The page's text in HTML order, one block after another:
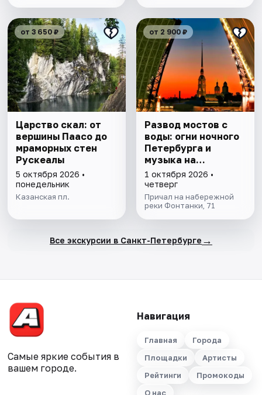
от 3 650 ₽
Царство скал: от
вершины Паасо до
мраморных стен
Рускеалы
5 октября 2026 •
понедельник
Казанская пл.
от 2 900 ₽
Развод мостов с
воды: огни ночного
Петербурга и
музыка на
теплоходе
1 октября 2026 •
четверг
Причал на набережной
реки Фонтанки, 71
Все экскурсии в Санкт-Петербурге →
Самые яркие события в
вашем городе.
Навигация
Главная
Города
Площадки
Артисты
Рейтинги
Промокоды
О нас